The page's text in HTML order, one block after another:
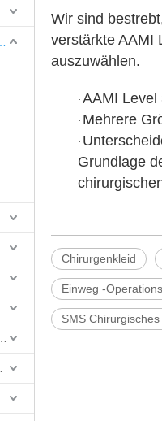
Wir sind
verstärkte AAMI
auszuwählen.
· AAMI Level
· Mehrere
·
Grundlage
Chirurgenkleid
Einweg -
SMS Chirurgisches